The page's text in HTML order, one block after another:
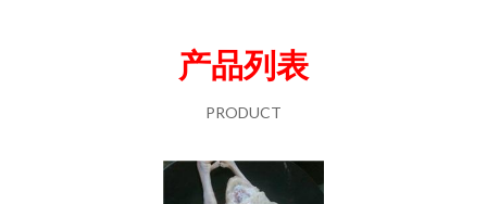
产品列表
PRODUCT